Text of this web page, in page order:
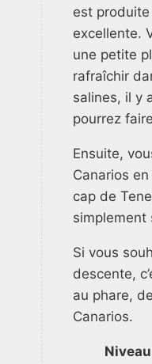
est
excellente.
une petite
rafraîchir
salines, il y
pourrez
Ensuite,
Canarios
cap de
simplement
Si vous
descente,
au phare,
Canarios.